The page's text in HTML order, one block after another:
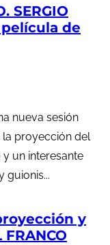
SERGIO
de
nueva sesión
proyección del
un interesante
guionis...
y